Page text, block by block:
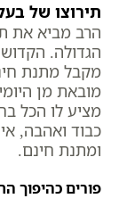
תירוצו של
הרב מביא את
הגדולה.
מקבל מתנת
מובאת מן
מציע לו הכל
כבוד ואהבה,
ומתנת חינם.
פורים כהיפוך